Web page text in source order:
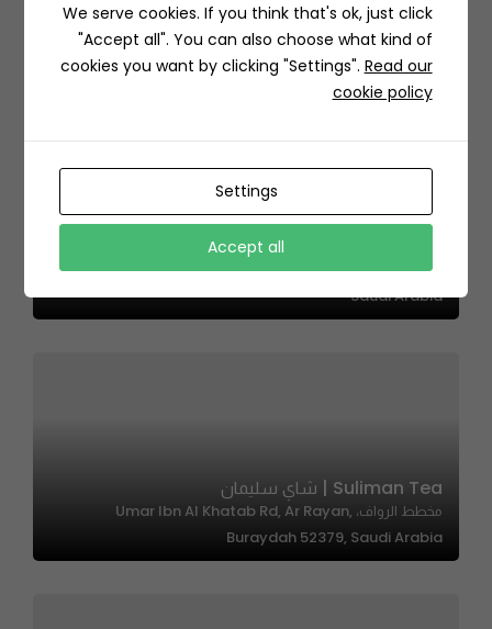
PICKUP | بك اب
حي, 3926 Dammam Rd, Al Munsiyah, Riyadh 13246 6614,
Saudi Arabia
Suliman Tea | شاي سليمان
مخطط الرواف، Umar Ibn Al Khatab Rd, Ar Rayan,
Buraydah 52379, Saudi Arabia
We serve cookies. If you think that's ok, just click
"Accept all". You can also choose what kind of
cookies you want by clicking "Settings". Read our
cookie policy
Settings
Accept all